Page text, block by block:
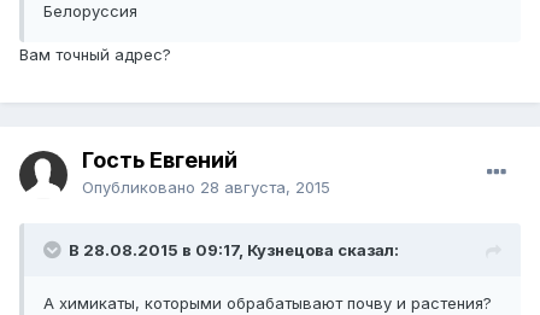
Белоруссия
Вам точный адрес?
Гость Евгений
Опубликовано 28 августа, 2015
В 28.08.2015 в 09:17, Кузнецова сказал:
А химикаты, которыми обрабатывают почву и растения?